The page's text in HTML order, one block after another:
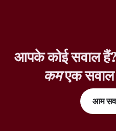
आपके कोई सवाल
कमएक सवाल
आम